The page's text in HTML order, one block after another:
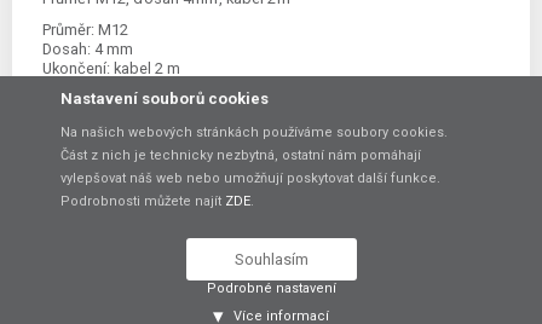
Průměr: M12
Dosah: 4 mm
Ukončení: kabel 2 m
Prostředí ATEX:
Spínání: NO / PNP / NPN
-20%
sleva
768,00 Kč
Porovnat
Nastavení souborů cookies
Na našich webových stránkách používáme soubory cookies.
Část z nich je technicky nezbytná, ostatní nám pomáhají
vylepšovat náš web nebo umožňují poskytovat další funkce.
Podrobnosti můžete najít ZDE.
Souhlasím
Podrobné nastavení
Více informací